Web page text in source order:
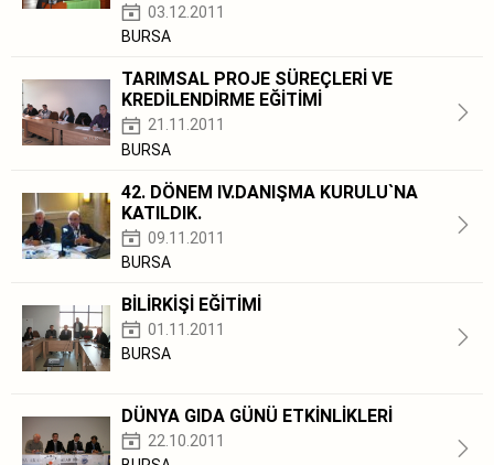
03.12.2011
BURSA
TARIMSAL PROJE SÜREÇLERİ VE
KREDİLENDİRME EĞİTİMİ
21.11.2011
BURSA
42. DÖNEM IV.DANIŞMA KURULU`NA
KATILDIK.
09.11.2011
BURSA
BİLİRKİŞİ EĞİTİMİ
01.11.2011
BURSA
DÜNYA GIDA GÜNÜ ETKİNLİKLERİ
22.10.2011